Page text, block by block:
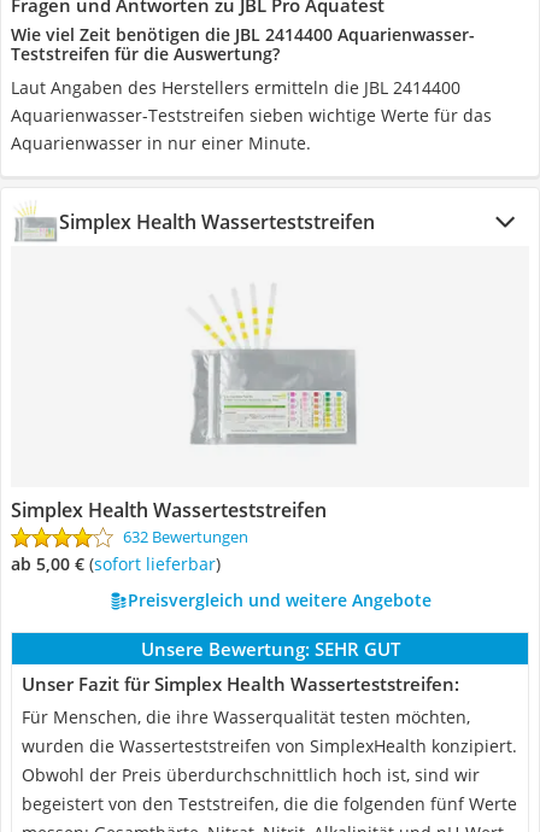
Fragen und Antworten zu JBL Pro Aquatest
Wie viel Zeit benötigen die JBL 2414400 Aquarienwasser-
Teststreifen für die Auswertung?
Laut Angaben des Herstellers ermitteln die JBL 2414400
Aquarienwasser-Teststreifen sieben wichtige Werte für das
Aquarienwasser in nur einer Minute.
Simplex Health Wasserteststreifen
Simplex Health Wasserteststreifen
632 Bewertungen
ab 5,00 € ( Sofort lieferbar)
Preisvergleich und weitere Angebote
Unsere Bewertung: SEHR GUT
Unser Fazit für Simplex Health Wasserteststreifen:
Für Menschen, die ihre Wasserqualität testen möchten,
wurden die Wasserteststreifen von SimplexHealth konzipiert.
Obwohl der Preis überdurchschnittlich hoch ist, sind wir
begeistert von den Teststreifen, die die folgenden fünf Werte